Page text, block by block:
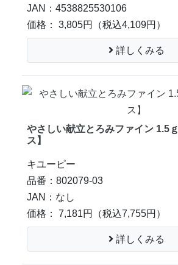
JAN：4538825530106
価格： 3,805円
（税込4,109円）
詳しくみる
やさしい献立とろみファイン 1.5
ス】
キユーピー
品番：802079-03
JAN：なし
価格： 7,181円
（税込7,755円）
詳しくみる